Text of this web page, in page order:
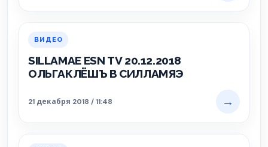
ВИДЕО
SILLAMAE ESN TV 20.12.2018
ОЛЬГАКЛЁШЪ В СИЛЛАМЯЭ
21 декабря 2018 / 11:48 →